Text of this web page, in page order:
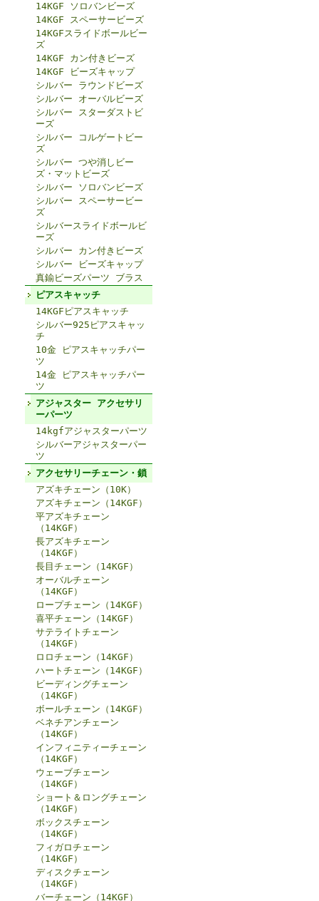
14KGF ソロバンビーズ
14KGF スペーサービーズ
14KGFスライドボールビー
ズ
14KGF カン付きビーズ
14KGF ビーズキャップ
シルバー ラウンドビーズ
シルバー オーバルビーズ
シルバー スターダストビ
ーズ
シルバー コルゲートビー
ズ
シルバー つや消しビー
ズ・マットビーズ
シルバー ソロバンビーズ
シルバー スペーサービー
ズ
シルバースライドボールビ
ーズ
シルバー カン付きビーズ
シルバー ビーズキャップ
真鍮ビーズパーツ ブラス
ピアスキャッチ
14KGFピアスキャッチ
シルバー925ピアスキャッ
チ
10金 ピアスキャッチパー
ツ
14金 ピアスキャッチパー
ツ
アジャスター アクセサリ
ーパーツ
14kgfアジャスターパーツ
シルバーアジャスターパー
ツ
アクセサリーチェーン・鎖
アズキチェーン（10K）
アズキチェーン（14KGF）
平アズキチェーン
（14KGF）
長アズキチェーン
（14KGF）
長目チェーン（14KGF）
オーバルチェーン
（14KGF）
ロープチェーン（14KGF）
喜平チェーン（14KGF）
サテライトチェーン
（14KGF）
ロロチェーン（14KGF）
ハートチェーン（14KGF）
ビーディングチェーン
（14KGF）
ボールチェーン（14KGF）
ベネチアンチェーン
（14KGF）
インフィニティーチェーン
（14KGF）
ウェーブチェーン
（14KGF）
ショート＆ロングチェーン
（14KGF）
ボックスチェーン
（14KGF）
フィガロチェーン
（14KGF）
ディスクチェーン
（14KGF）
バーチェーン（14KGF）